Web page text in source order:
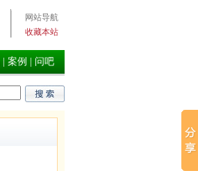
网站导航
收藏本站
案例 问吧